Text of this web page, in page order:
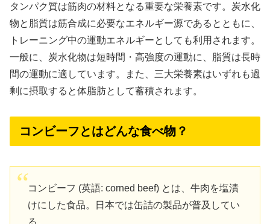
タンパク質は筋肉の材料となる重要な栄養素です。炭水化
物と脂質は筋合成に必要なエネルギー源であるとともに、
トレーニング中の運動エネルギーとしても利用されます。
一般に、炭水化物は短時間・高強度の運動に、脂質は長時
間の運動に適しています。また、三大栄養素はいずれも過
剰に摂取すると体脂肪として蓄積されます。
コンビーフとはどんな食べ物？
コンビーフ (英語: corned beef) とは、牛肉を塩漬
けにした食品。日本では缶詰の製品が普及してい